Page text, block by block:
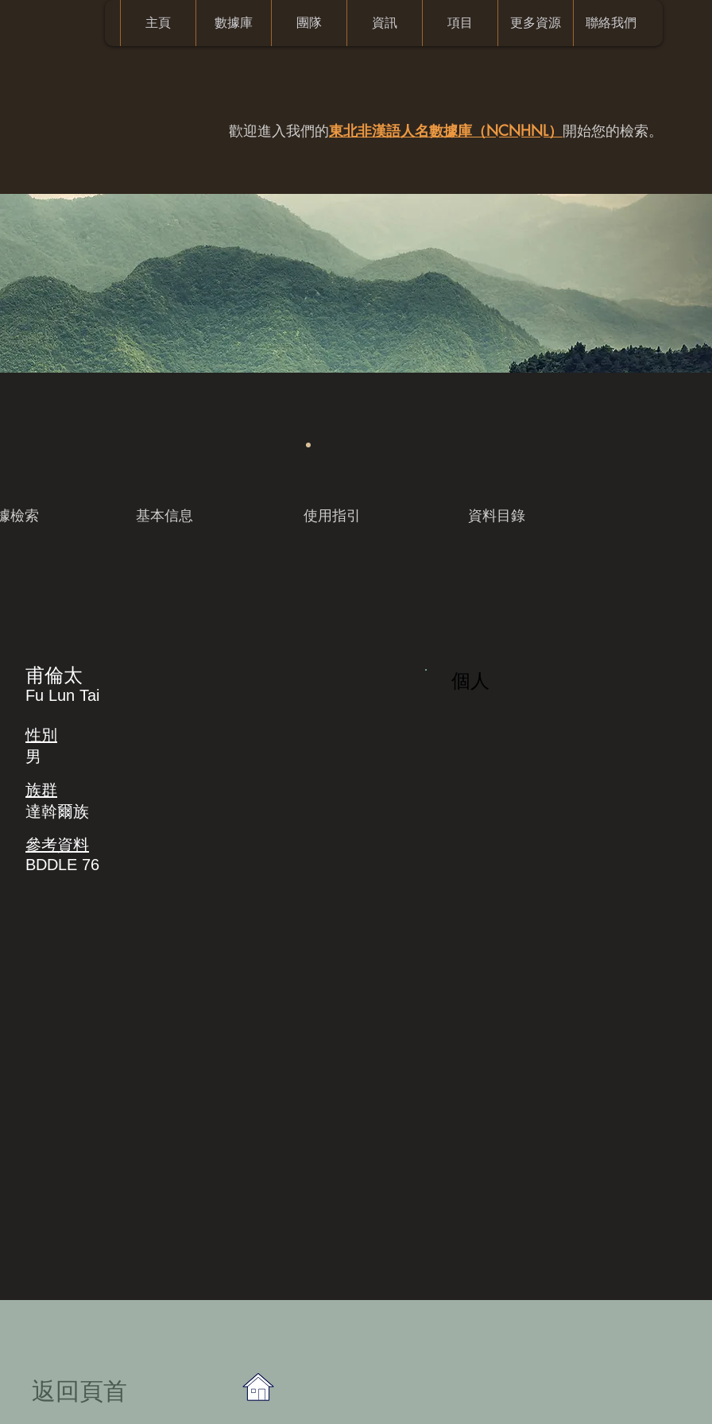
主頁 數據庫 團隊 資訊 項目 更多資源 聯絡我們
歡迎進入我們的東北非漢語人名數據庫（NCNHNL） 開始您的檢索。
檢索 基本信息 使用指引 資料目錄
甫倫太
Fu Lun Tai
性別
男
族群
達斡爾族
參考資料
BDDLE 76
個人
​返回頁首